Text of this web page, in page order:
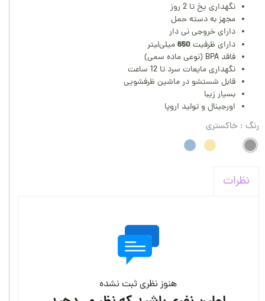
نگهداری یخ تا 2 روز
مجهز به دسته حمل
دارای خروجی نی دار
دارای ظرفیت650میلی‌لیتر
فاقد BPA (نوعی ماده سمی)
نگهداری مایعات سرد تا 12 ساعت
قابل شستشو در ماشین ظرفشویی
بسیار زیبا
اورجینال و تولید اروپا
رنگ : خاکستری
نظرات
هنوز نظری ثبت نشده